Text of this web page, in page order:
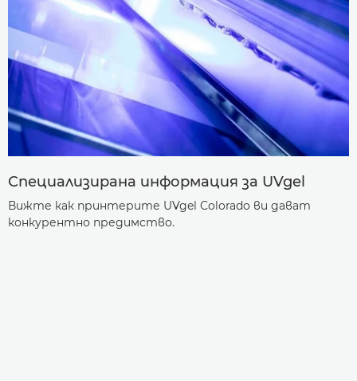
Специализирана информация за UVgel
Вижте как принтерите UVgel Colorado ви дават
конкурентно предимство.